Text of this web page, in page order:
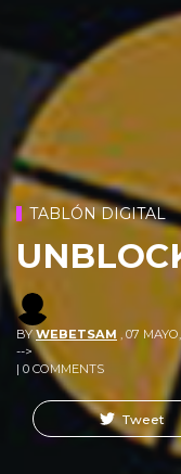
TABLÓN DIGITAL
BY WEBETSAM , 07
-->
| 0 COMMENTS
Tweet